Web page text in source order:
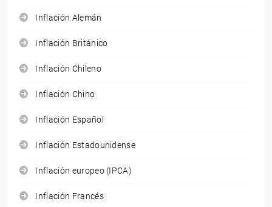
Inflación Alemán
Inflación Británico
Inflación Chileno
Inflación Chino
Inflación Español
Inflación Estadounidense
Inflación europeo (IPCA)
Inflación Francés